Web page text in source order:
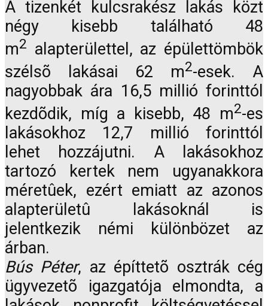
A tizenkét kulcsrakész lakás közt
négy kisebb található 48
m2 alapterülettel, az épülettömbök
szélsõ lakásai 62 m2-esek. A
nagyobbak ára 16,5 millió forinttól
kezdõdik, míg a kisebb, 48 m2-es
lakásokhoz 12,7 millió forinttól
lehet hozzájutni. A lakásokhoz
tartozó kertek nem ugyanakkora
méretûek, ezért emiatt az azonos
alapterületû lakásoknál is
jelentkezik némi különbözet az
árban.
Bús Péter, az építtetõ osztrák cég
ügyvezetõ igazgatója elmondta, a